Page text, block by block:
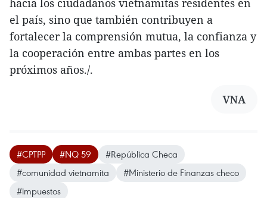
hacia los ciudadanos vietnamitas residentes en
el país, sino que también contribuyen a
fortalecer la comprensión mutua, la confianza y
la cooperación entre ambas partes en los
próximos años./.
VNA
#CPTPP #NQ 59
#República Checa
#comunidad vietnamita
#Ministerio de Finanzas checo
#impuestos